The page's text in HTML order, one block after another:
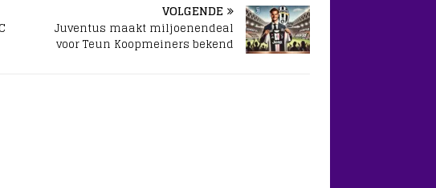
VOLGENDE
Juventus maakt miljoenendeal
voor Teun Koopmeiners bekend